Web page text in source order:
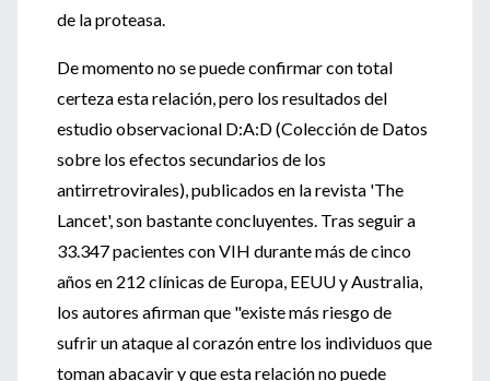
de la proteasa.
De momento no se puede confirmar con total
certeza esta relación, pero los resultados del
estudio observacional D:A:D (Colección de Datos
sobre los efectos secundarios de los
antirretrovirales), publicados en la revista 'The
Lancet', son bastante concluyentes. Tras seguir a
33.347 pacientes con VIH durante más de cinco
años en 212 clínicas de Europa, EEUU y Australia,
los autores afirman que "existe más riesgo de
sufrir un ataque al corazón entre los individuos que
toman abacavir y que esta relación no puede